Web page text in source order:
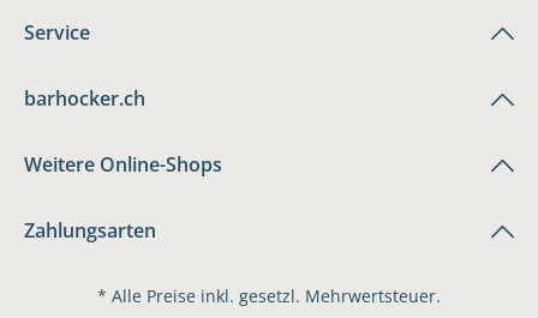
Service
barhocker.ch
Weitere Online-Shops
Zahlungsarten
* Alle Preise inkl. gesetzl. Mehrwertsteuer.